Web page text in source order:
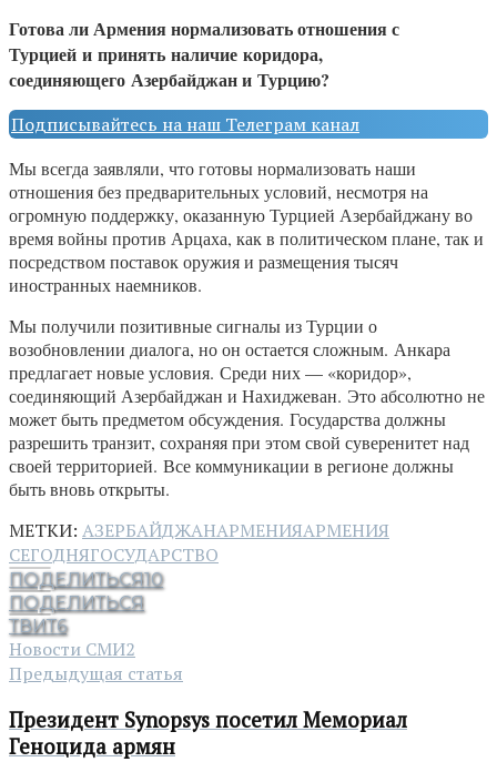
Готова ли Армения нормализовать отношения с
Турцией и принять наличие коридора,
соединяющего Азербайджан и Турцию?
Подписывайтесь на наш Телеграм канал
Мы всегда заявляли, что готовы нормализовать наши
отношения без предварительных условий, несмотря на
огромную поддержку, оказанную Турцией Азербайджану во
время войны против Арцаха, как в политическом плане, так и
посредством поставок оружия и размещения тысяч
иностранных наемников.
Мы получили позитивные сигналы из Турции о
возобновлении диалога, но он остается сложным. Анкара
предлагает новые условия. Среди них — «коридор»,
соединяющий Азербайджан и Нахиджеван. Это абсолютно не
может быть предметом обсуждения. Государства должны
разрешить транзит, сохраняя при этом свой суверенитет над
своей территорией. Все коммуникации в регионе должны
быть вновь открыты.
МЕТКИ: АЗЕРБАЙДЖАНАРМЕНИЯАРМЕНИЯ
СЕГОДНЯГОСУДАРСТВО
ПОДЕЛИТЬСЯ10
ПОДЕЛИТЬСЯ
ТВИТ6
Новости СМИ2
Предыдущая статья
Президент Synopsys посетил Мемориал
Геноцида армян